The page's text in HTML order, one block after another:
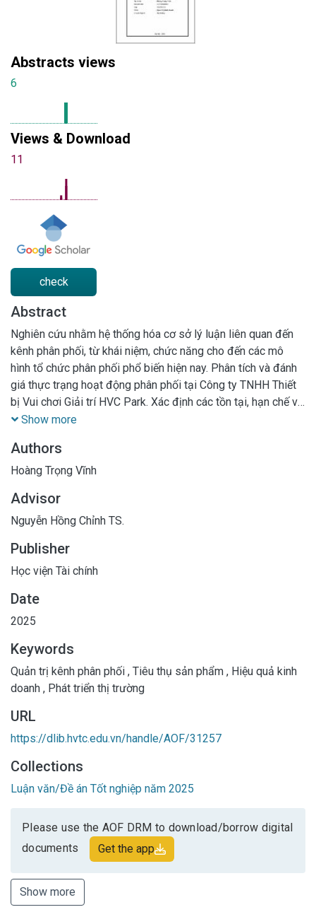
Abstracts views
6
Views & Download
11
check
Abstract
Nghiên cứu nhằm hệ thống hóa cơ sở lý luận liên quan đến
kênh phân phối, từ khái niệm, chức năng cho đến các mô
hình tổ chức phân phối phổ biến hiện nay. Phân tích và đánh
giá thực trạng hoạt động phân phối tại Công ty TNHH Thiết
bị Vui chơi Giải trí HVC Park. Xác định các tồn tại, hạn chế và
nguyên nhân dẫn đến việc hệ thống phân phối chưa đạt hiệu
quan trọng để đưa ra các giải pháp cải thiện phù hợp với
điều kiện thực tiễn của doanh nghiệp. Đề xuất các giải pháp
nâng cao hiệu quả tiêu thụ sản phẩm và tăng cường năng
lực cạnh tranh cho doanh nghiệp trong dài hạn.
Show more
Authors
Hoàng Trọng Vĩnh
Advisor
Nguyễn Hồng Chỉnh TS.
Publisher
Học viện Tài chính
Date
2025
Keywords
Quản trị kênh phân phối , Tiêu thụ sản phẩm , Hiệu quả kinh
doanh , Phát triển thị trường
URL
https://dlib.hvtc.edu.vn/handle/AOF/31257
Collections
Luận văn/Đề án Tốt nghiệp năm 2025
Please use the AOF DRM to download/borrow digital
documents
Get the app
Show more